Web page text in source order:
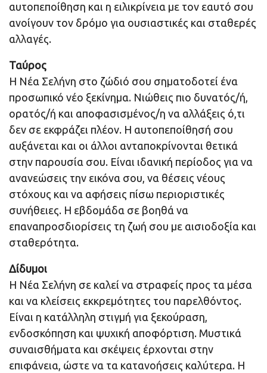
αυτοπεποίθηση και η ειλικρίνεια με τον εαυτό σου
ανοίγουν τον δρόμο για ουσιαστικές και σταθερές
αλλαγές.
Ταύρος
Η Νέα Σελήνη στο ζώδιό σου σηματοδοτεί ένα
προσωπικό νέο ξεκίνημα. Νιώθεις πιο δυνατός/ή,
ορατός/ή και αποφασισμένος/η να αλλάξεις ό,τι
δεν σε εκφράζει πλέον. Η αυτοπεποίθησή σου
αυξάνεται και οι άλλοι ανταποκρίνονται θετικά
στην παρουσία σου. Είναι ιδανική περίοδος για να
ανανεώσεις την εικόνα σου, να θέσεις νέους
στόχους και να αφήσεις πίσω περιοριστικές
συνήθειες. Η εβδομάδα σε βοηθά να
επαναπροσδιορίσεις τη ζωή σου με αισιοδοξία και
σταθερότητα.
Δίδυμοι
Η Νέα Σελήνη σε καλεί να στραφείς προς τα μέσα
και να κλείσεις εκκρεμότητες του παρελθόντος.
Είναι η κατάλληλη στιγμή για ξεκούραση,
ενδοσκόπηση και ψυχική αποφόρτιση. Μυστικά
συναισθήματα και σκέψεις έρχονται στην
επιφάνεια, ώστε να τα κατανοήσεις καλύτερα. Η